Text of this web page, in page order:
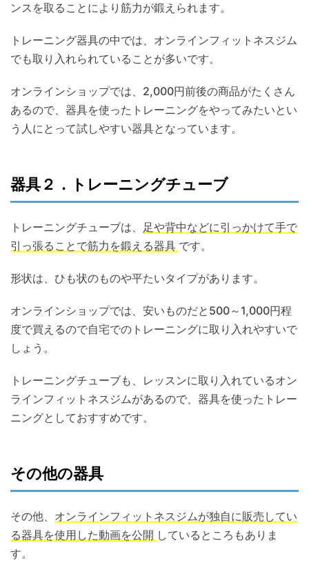
ンスを取ることにより筋力が鍛えられます。
トレーニング器具の中では、オンラインフィットネスジム
でも取り入れられていることが多いです。
オンラインショップでは、2,000円前後の商品がたくさん
あるので、器具を使ったトレーニングをやってみたいとい
う人にとって試しやすい器具となっています。
器具２．トレーニングチューブ
トレーニングチューブは、 足や背中などに引っかけて手で
引っ張ることで筋力を鍛える器具 です。
形状は、ひも状のものや平たいタイプがあります。
オンラインショップでは、安いものだと500～1,000円程
度で買えるので自宅でのトレーニングに取り入れやすいで
しょう。
トレーニングチューブも、レッスンに取り入れているオン
ラインフィットネスジムがあるので、器具を使ったトレー
ニングとしておすすめです。
その他の器具
その他、 オンラインフィットネスジムが独自に販売してい
る器具を使用した動画を公開 しているところもありま
す。